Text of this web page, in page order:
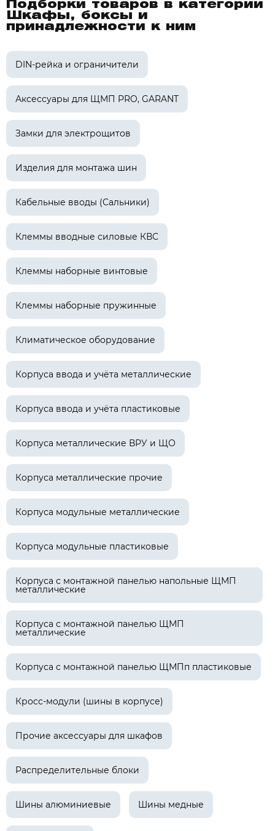
Подборки товаров в категории
Шкафы, боксы и
принадлежности к ним
DIN-рейка и ограничители
Аксессуары для ЩМП PRO, GARANT
Замки для электрощитов
Изделия для монтажа шин
Кабельные вводы (Сальники)
Клеммы вводные силовые КВС
Клеммы наборные винтовые
Клеммы наборные пружинные
Климатическое оборудование
Корпуса ввода и учёта металлические
Корпуса ввода и учёта пластиковые
Корпуса металлические ВРУ и ЩО
Корпуса металлические прочие
Корпуса модульные металлические
Корпуса модульные пластиковые
Корпуса с монтажной панелью напольные ЩМП
металлические
Корпуса с монтажной панелью ЩМП
металлические
Корпуса с монтажной панелью ЩМПп пластиковые
Кросс-модули (шины в корпусе)
Прочие аксессуары для шкафов
Распределительные блоки
Шины алюминиевые Шины медные